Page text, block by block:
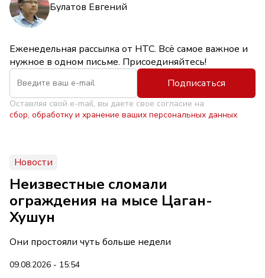
Булатов Евгений
Еженедельная рассылка от НТС. Всё самое важное и
нужное в одном письме. Присоединяйтесь!
Подписаться
Оставляя свой e-mail, вы даете свое согласие на
сбор, обработку и хранение ваших персональных данных
Новости
Неизвестные сломали
ограждения на мысе Цаган-
Хушун
Они простояли чуть больше недели
09.08.2026 - 15:54